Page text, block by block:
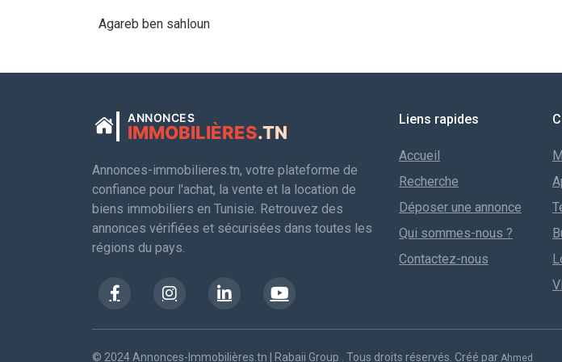
Agareb ben sahloun
ANNONCES
IMMOBILIÈRES.TN
Annonces-immobilieres.tn, votre plateforme de
confiance pour l'achat, la vente et la location de
biens immobiliers en Tunisie. Retrouvez des
annonces vérifiées et sécurisées dans toutes les
régions du pays.
Liens rapides
Accueil
Recherche
Déposer une annonce
Qui sommes-nous ?
Contactez-nous
© 2024 Annonces-Immobilières.tn | Rabaii Group . Tous droits réservés. Créé par Ahmed